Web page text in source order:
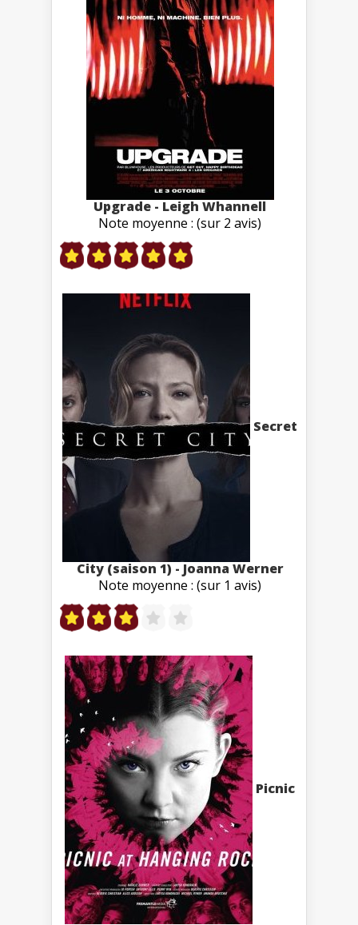
Upgrade - Leigh Whannell
Note moyenne : (sur 2 avis)
Secret
City (saison 1) - Joanna Werner
Note moyenne : (sur 1 avis)
Picnic